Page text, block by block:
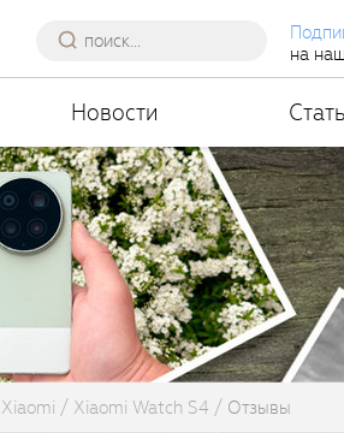
на
Новости
Xiaomi Xiaomi Watch S4 Отзывы